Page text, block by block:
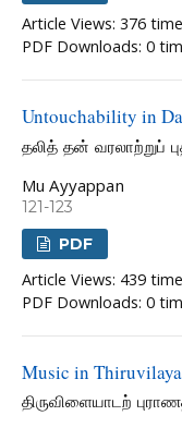
Article Views: 376
PDF Downloads: 0
Untouchability in
தலித் தன் வரலாற்றுப்
Mu Ayyappan
121-123
PDF
Article Views: 439
PDF Downloads: 0
Music in
திருவிளையாடற்